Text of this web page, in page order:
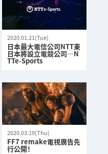
2020.01.21(Tue)
日本最大電信公司NTT東
日本將設立電競公司—N
TTe-Sports
2020.03.19(Thu)
FF7 remake電視廣告先
行公開！